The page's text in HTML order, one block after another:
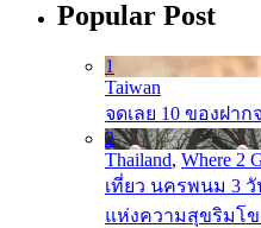
Popular Post
1
Taiwan
จดเลย 10 ของฝา
2
Thailand, Where 2
เที่ยว นครพนม 3
แห่งความสุขริมโข